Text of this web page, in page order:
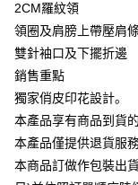
大哥付你分期
相关说明
1. 本服务由台湾大哥大
月租型门号，不开放公
2. 付款方式选择 “大哥
程，验证手机门号后，
交易。
3. 实际核准额度、可分
4. 订单成立30分钟内
AFTEE先享后付
相关说明
一、關於 AFTEE先享後
1. 於付款方式選擇
2. 進行簡訊驗證之後，
ATM付款
运送方式
2CM羅紋領
領圈及肩膀上帶壓肩
雙針袖口及下擺折邊
銷售重點
獨家俏皮印花設計。
本產品享有商品到貨
本產品僅提供退貨服務
本商品訂做作包裝出